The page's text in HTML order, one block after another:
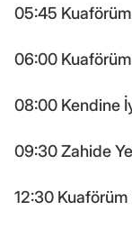
05:45
06:00
08:00 Kendine
09:30 Zahide
12:30 Kuaförüm